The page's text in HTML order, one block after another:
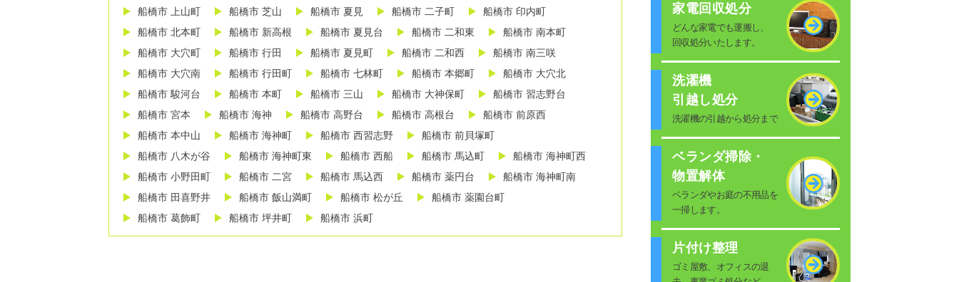
船橋市 上山町
船橋市 芝山 船橋市 夏見 船橋市 二子町
船橋市 印内町
船橋市 北本町
船橋市 新高根 船橋市 夏見台 船橋市 二和東
船橋市 南本町
船橋市 大穴町
船橋市 行田 船橋市 夏見町 船橋市 二和西
船橋市 南三咲
船橋市 大穴南
船橋市 行田町 船橋市 七林町 船橋市 本郷町
船橋市 大穴北
船橋市 駿河台
船橋市 本町 船橋市 三山 船橋市 大神保町
船橋市 習志野台
船橋市 宮本
船橋市 海神 船橋市 高野台 船橋市 高根台
船橋市 前原西
船橋市 本中山
船橋市 海神町 船橋市 西習志野
船橋市 前貝塚町
船橋市 八木が谷
船橋市 海神町東 船橋市 西船 船橋市 馬込町
船橋市 海神町西
船橋市 小野田町
船橋市 二宮 船橋市 馬込西 船橋市 薬円台
船橋市 海神町南
船橋市 田喜野井
船橋市 飯山満町 船橋市 松が丘
船橋市 薬園台町
船橋市 葛飾町
船橋市 坪井町 船橋市 浜町
家電回収処分
どんな家電でも運搬し、
回収処分いたします。
洗濯機
引越し処分
洗濯機の引越から処分まで
ベランダ掃除・
物置解体
ベランダやお庭の不用品を
一掃します。
片付け整理
ゴミ屋敷、オフィスの退